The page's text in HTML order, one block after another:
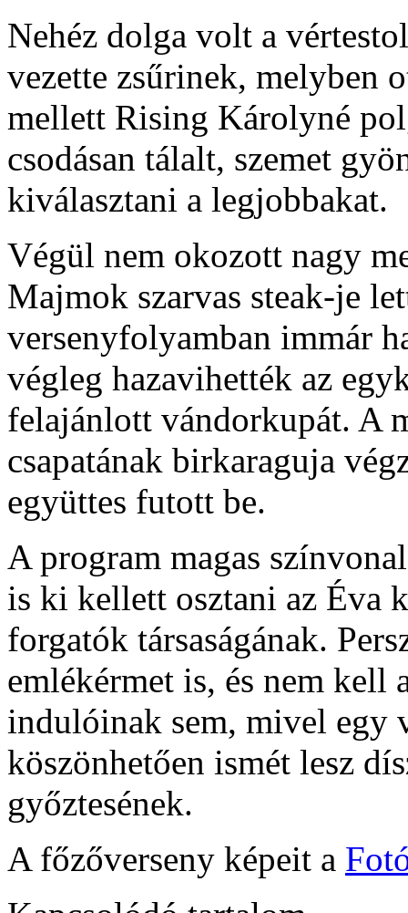
Nehéz dolga volt a
vezette zsűrinek, melyben
mellett Rising Károlyné
csodásan tálalt, szemet
kiválasztani a legjobbakat.
Végül nem okozott nagy
Majmok szarvas steak-je
versenyfolyamban immár
végleg hazavihették az
felajánlott vándorkupát. A
csapatának birkaraguja
együttes futott be.
A program magas
is ki kellett osztani az Éva
forgatók társaságának.
emlékérmet is, és nem
indulóinak sem, mivel egy
köszönhetően ismét lesz
győztesének.
A főzőverseny képeit a